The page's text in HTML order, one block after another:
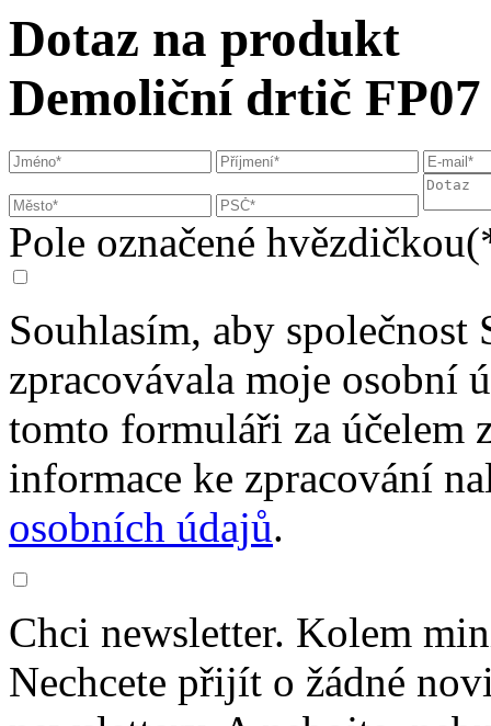
Dotaz na produkt
Demoliční drtič FP07
Pole označené
Souhlasím, aby společnost
zpracovávala moje osobní
tomto formuláři za účelem
informace ke zpracování
osobních údajů.
Chci newsletter. Kolem
Nechcete přijít o žádné